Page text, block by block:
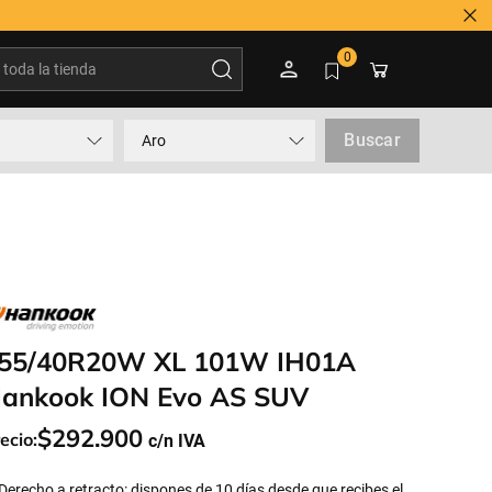
0
Aro Buscar
40R20W XL 101W IH01A
ION Evo AS SUV
$292.900